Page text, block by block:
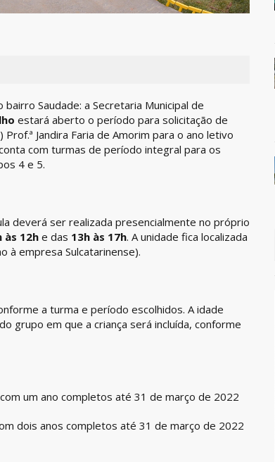
Saudade: a Secretaria Municipal de
estará aberto o período para solicitação de
Jandira Faria de Amorim para o ano letivo
com turmas de período integral para os
4 e 5.
deverá ser realizada presencialmente no próprio
às 12h e das 13h às 17h. A unidade fica localizada
à empresa Sulcatarinense).
a turma e período escolhidos. A idade
grupo em que a criança será incluída, conforme
um ano completos até 31 de março de 2022
dois anos completos até 31 de março de 2022